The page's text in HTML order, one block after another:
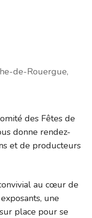
de-Rouergue,
des Fêtes de
donne rendez-
et de producteurs
au cœur de
une
place pour se